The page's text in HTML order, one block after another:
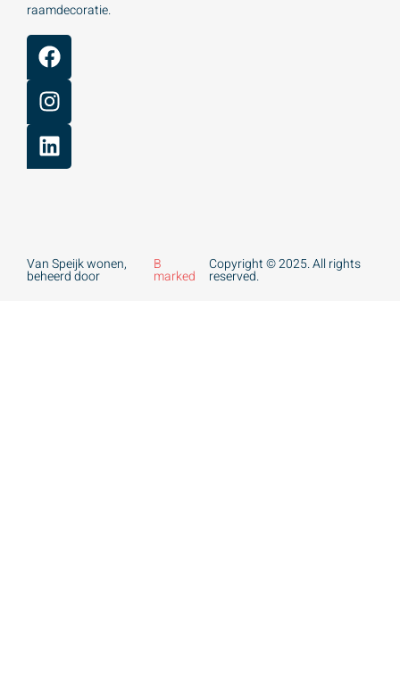
raamdecoratie.
Van Speijk wonen,
beheerd door
B
marked
Copyright © 2025. All rights
reserved.